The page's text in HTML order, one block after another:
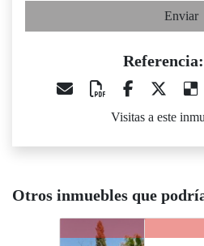
Enviar
Visitas a este
Otros inmuebles que